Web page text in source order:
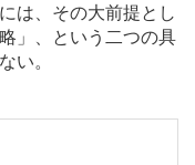
は、その大前提とし
」、という二つの具
い。